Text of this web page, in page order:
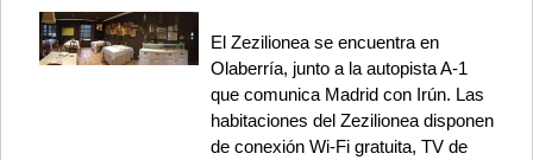
El Zezilionea se encuentra en
Olaberría, junto a la autopista A-1
que comunica Madrid con Irún. Las
habitaciones del Zezilionea disponen
de conexión Wi-Fi gratuita, TV de